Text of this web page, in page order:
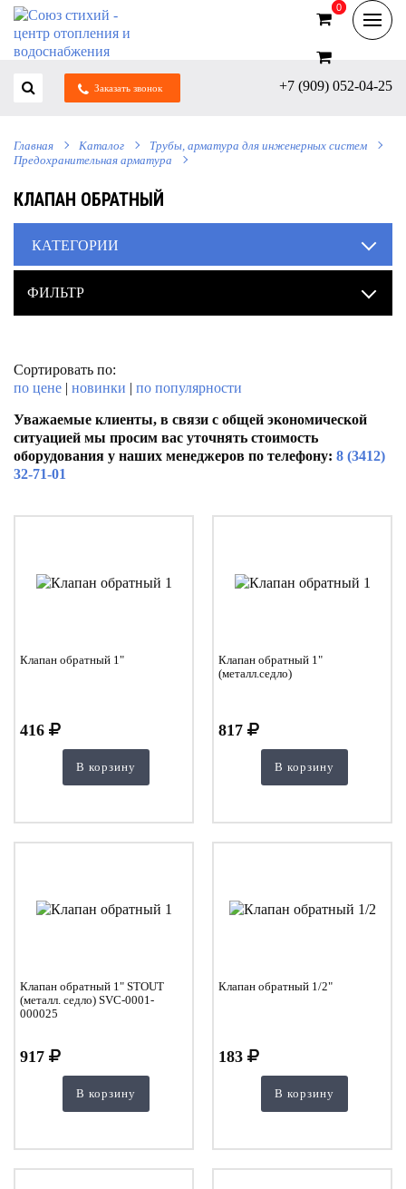
+7 (909) 052-04-25
Заказать звонок
0
0
Главная Каталог
Трубы, арматура для инженерных систем
Предохранительная арматура
КЛАПАН ОБРАТНЫЙ
КАТЕГОРИИ
ФИЛЬТР
Сортировать по:
по цене | новинки | по популярности
Уважаемые клиенты, в связи с общей экономической
ситуацией мы просим вас уточнять стоимость
оборудования у наших менеджеров по телефону: 8 (3412)
32-71-01
Клапан обратный 1"
416
В корзину
Клапан обратный 1"
(металл.седло)
817
В корзину
Клапан обратный 1" STOUT
(металл. седло) SVC-0001-
000025
917
В корзину
Клапан обратный 1/2"
183
В корзину